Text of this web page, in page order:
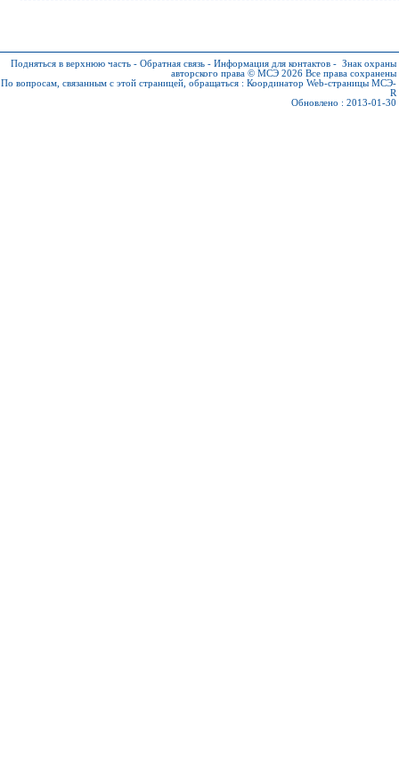
Подняться в верхнюю часть - Обратная связь - Информация для контактов - Знак охраны
авторского права © МСЭ 2026 Все права сохранены
По вопросам, связанным с этой страницей, обращаться : Координатор Web-страницы МСЭ-
R
Обновлено : 2013-01-30